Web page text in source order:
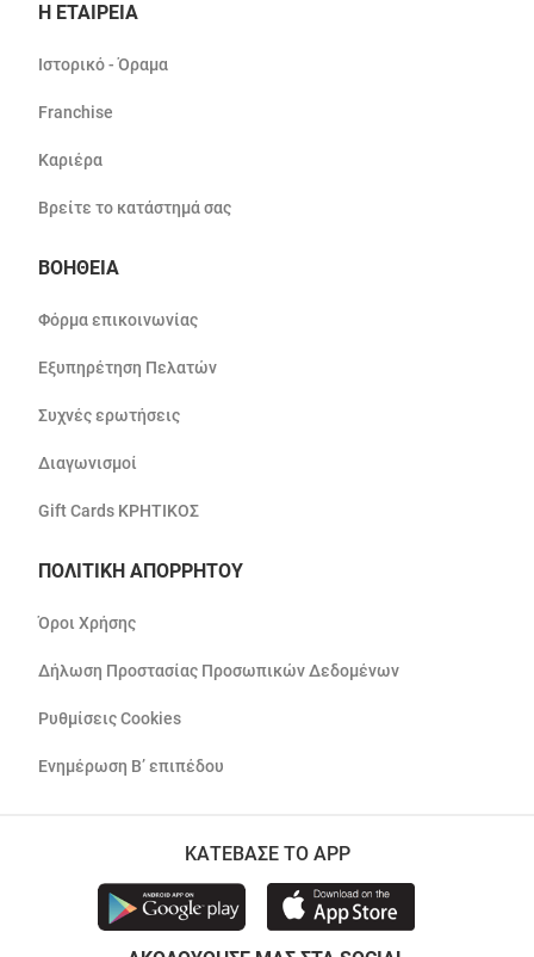
Η ΕΤΑΙΡΕΙΑ
Ιστορικό - Όραμα
Franchise
Καριέρα
Βρείτε το κατάστημά σας
ΒΟΗΘΕΙΑ
Φόρμα επικοινωνίας
Εξυπηρέτηση Πελατών
Συχνές ερωτήσεις
Διαγωνισμοί
Gift Cards ΚΡΗΤΙΚΟΣ
ΠΟΛΙΤΙΚΗ ΑΠΟΡΡΗΤΟΥ
Όροι Χρήσης
Δήλωση Προστασίας Προσωπικών Δεδομένων
Ρυθμίσεις Cookies
Ενημέρωση Β’ επιπέδου
ΚΑΤΕΒΑΣΕ ΤΟ APP